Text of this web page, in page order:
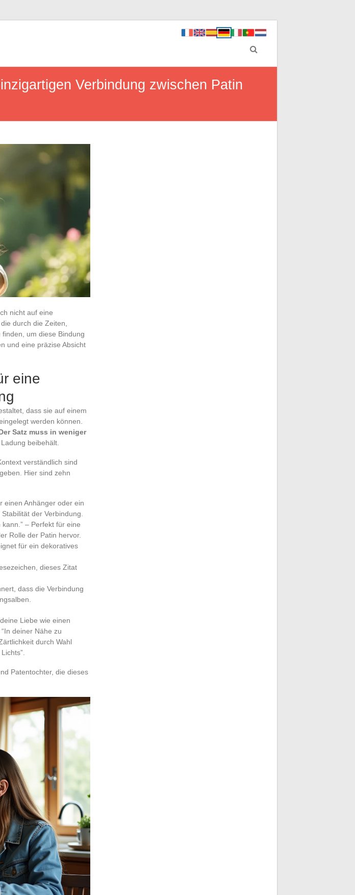
Verbindung zwischen Patin
nicht auf eine
durch die Zeiten,
um diese Bindung
und eine präzise Absicht
eine
dass sie auf einem
werden können.
Satz muss in weniger
beibehält.
verständlich sind
Hier sind zehn
einen Anhänger oder ein
der Verbindung.
– Perfekt für eine
Rolle der Patin hervor.
für ein dekoratives
dieses Zitat
dass die Verbindung
Liebe wie einen
deiner Nähe zu
durch Wahl
Patentochter, die dieses